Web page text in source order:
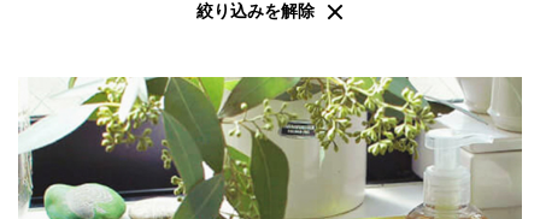
会社概
要
企業の
方へ
お問い
合わせ
絞り込みを解除